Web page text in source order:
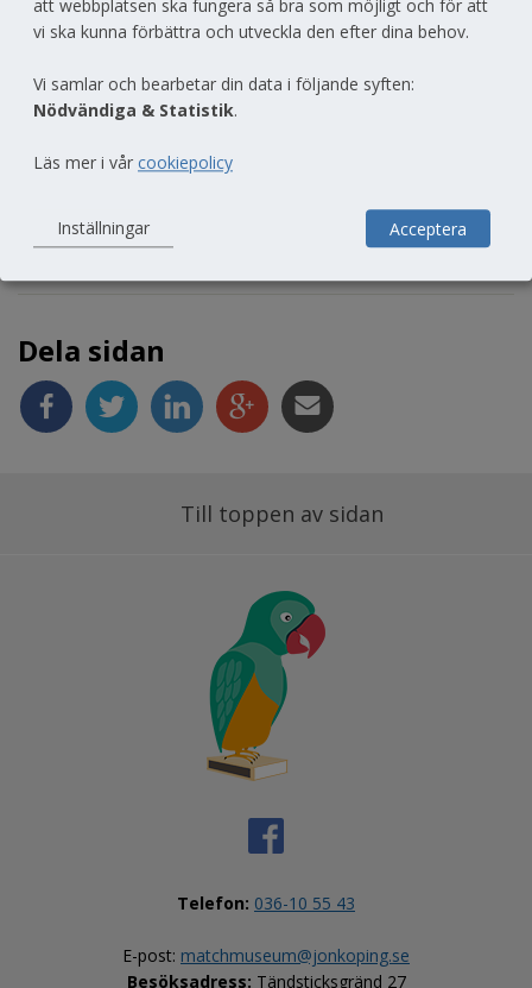
Dela sidan
Till toppen av sidan
Telefon: 036-10 55 43
E-post: matchmuseum@jonkoping.se
Besöksadress: Tändsticksgränd 27
att webbplatsen ska fungera så bra som möjligt och för att
vi ska kunna förbättra och utveckla den efter dina behov.
Vi samlar och bearbetar din data i följande syften:
Nödvändiga & Statistik.
Läs mer i vår cookiepolicy
Inställningar Acceptera